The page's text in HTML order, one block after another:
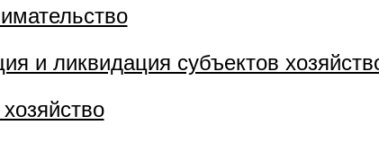
и ликвидация субъектов